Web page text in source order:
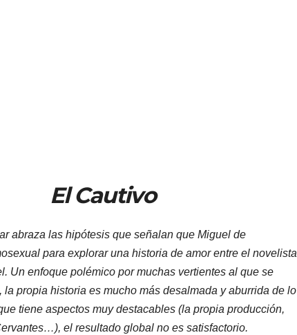
El Cautivo
abraza las hipótesis que señalan que Miguel de
para explorar una historia de amor entre el novelista
Un enfoque polémico por muchas vertientes al que se
la propia historia es mucho más desalmada y aburrida de lo
tiene aspectos muy destacables (la propia producción,
el resultado global no es satisfactorio.